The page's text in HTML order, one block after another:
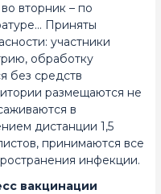
вторник – по
Приняты
участники
обработку
без средств
размещаются не
в
дистанции 1,5
принимаются все
инфекции.
вакцинации